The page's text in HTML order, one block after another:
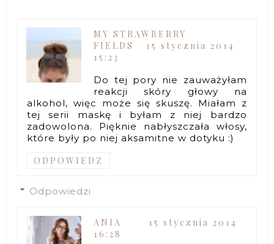
MY STRAWBERRY
FIELDS
15 stycznia 2014
15:23
Do tej pory nie zauważyłam
reakcji skóry głowy na
alkohol, więc może się skuszę. Miałam z
tej serii maskę i byłam z niej bardzo
zadowolona. Pięknie nabłyszczała włosy,
które były po niej aksamitne w dotyku :)
ODPOWIEDZ
Odpowiedzi
ANIA
15 stycznia 2014
16:28